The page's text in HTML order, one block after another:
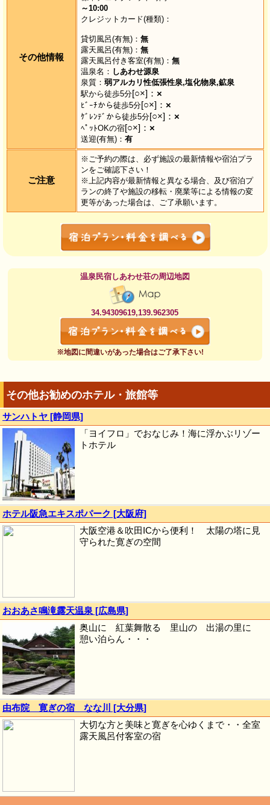
その他情報
～10:00
クレジットカード(種類)：
貸切風呂(有無)： 無
露天風呂(有無)： 無
露天風呂付き客室(有無)： 無
温泉名： しあわせ源泉
泉質： 弱アルカリ性低張性泉,塩化物泉,鉱泉
駅から徒歩5分[○×]： ×
ﾋﾞｰﾁから徒歩5分[○×]： ×
ｹﾞﾚﾝﾃﾞから徒歩5分[○×]： ×
ﾍﾟｯﾄOKの宿[○×]： ×
送迎(有無)： 有
ご注意
※ご予約の際は、必ず施設の最新情報や宿泊プラ
ンをご確認下さい！
※上記内容が最新情報と異なる場合、及び宿泊プ
ランの終了や施設の移転・廃業等による情報の変
更等があった場合は、ご了承願います。
温泉民宿しあわせ荘の周辺地図
34.94309619,139.962305
※地図に間違いがあった場合はご了承下さい!
その他お勧めのホテル・旅館等
サンハトヤ [静岡県]
「ヨイフロ」でおなじみ！海に浮かぶリゾー
トホテル
ホテル阪急エキスポパーク [大阪府]
大阪空港＆吹田ICから便利！ 太陽の塔に見
守られた寛ぎの空間
おおあさ鳴滝露天温泉 [広島県]
奥山に 紅葉舞散る 里山の 出湯の里に
憩い泊らん・・・
由布院 寛ぎの宿 なな川 [大分県]
大切な方と美味と寛ぎを心ゆくまで・・全室
露天風呂付客室の宿